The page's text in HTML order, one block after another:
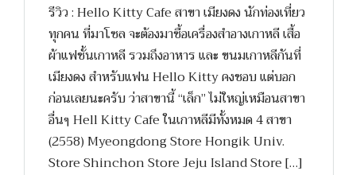
รีวิว : Hello Kitty Cafe สาขา เมียงดง นักท่องเที่ยว
ทุกคน ที่มาโซล จะต้องมาซื้อเครื่องสำอางเกาหลี เสื้อ
ผ้าแฟชั้นเกาหลี รวมถึงอาหาร และ ขนมเกาหลีกันที่
เมียงดง สำหรับแฟน Hello Kitty คงชอบ แต่บอก
ก่อนเลยนะครับ ว่าสาขานี้ “เล็ก” ไม่ใหญ่เหมือนสาขา
อื่นๆ Hell Kitty Cafe ในเกาหลีมีทั้งหมด 4 สาขา
(2558) Myeongdong Store Hongik Univ.
Store Shinchon Store Jeju Island Store […]